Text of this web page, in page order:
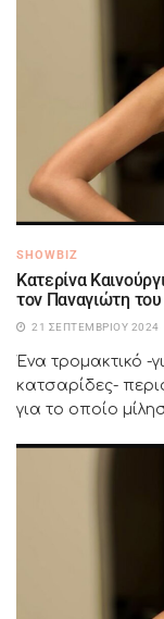
SHOWBIZ
Κατερίνα
τον Παναγιώτη
21 ΣΕΠΤΕΜΒΡΊΟΥ 2024
Ένα τρομακτικό -
κατσαρίδες-
για το οποίο